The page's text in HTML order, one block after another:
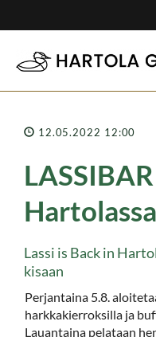
12.05.2022 12:00
Lassi is Back in
kisaan
Perjantaina 5.8.
harkkakierroksilla ja
Lauantaina pelataan